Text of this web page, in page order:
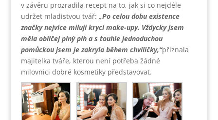
v závěru prozradila recept na to, jak si co nejdéle
udržet mladistvou tvář: „Po celou dobu existence
značky nejvíce miluji krycí make-upy. Vždycky jsem
měla obličej plný pih a s touhle jednoduchou
pomůckou jsem je zakryla během chviličky,“přiznala
majitelka tváře, kterou není potřeba žádné
milovnici dobré kosmetiky představovat.